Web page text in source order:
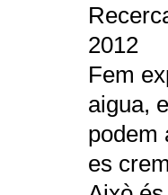
2012
Fem
aigua,
podem
es